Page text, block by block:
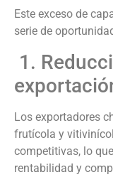
Este exceso de
serie de
1.
Los exportadores
frutícola y
competitivas, lo
rentabilidad y